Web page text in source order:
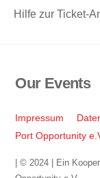
Hilfe zur Ticket-
Our Events
Impressum
Port Opportunity
| © 2024 | Ein